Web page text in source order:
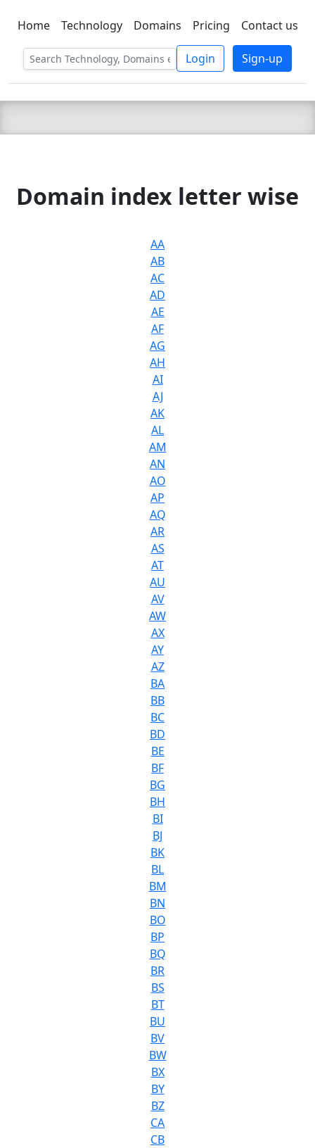
C LIEN TSBEE
Home Technology Domains Pricing Contact us
Login Sign-up
Domain index letter wise
AA
AB
AC
AD
AE
AF
AG
AH
AI
AJ
AK
AL
AM
AN
AO
AP
AQ
AR
AS
AT
AU
AV
AW
AX
AY
AZ
BA
BB
BC
BD
BE
BF
BG
BH
BI
BJ
BK
BL
BM
BN
BO
BP
BQ
BR
BS
BT
BU
BV
BW
BX
BY
BZ
CA
CB